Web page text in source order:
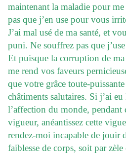
maintenant la maladie pour
pas que j’en use pour vous
J’ai mal usé de ma santé, et
puni. Ne souffrez pas que
Et puisque la corruption de ma
me rend vos faveurs
que votre grâce toute-
châtiments salutaires. Si j’ai
l’affection du monde, pendant
vigueur, anéantissez cette
rendez-moi incapable de jouir
faiblesse de corps, soit par